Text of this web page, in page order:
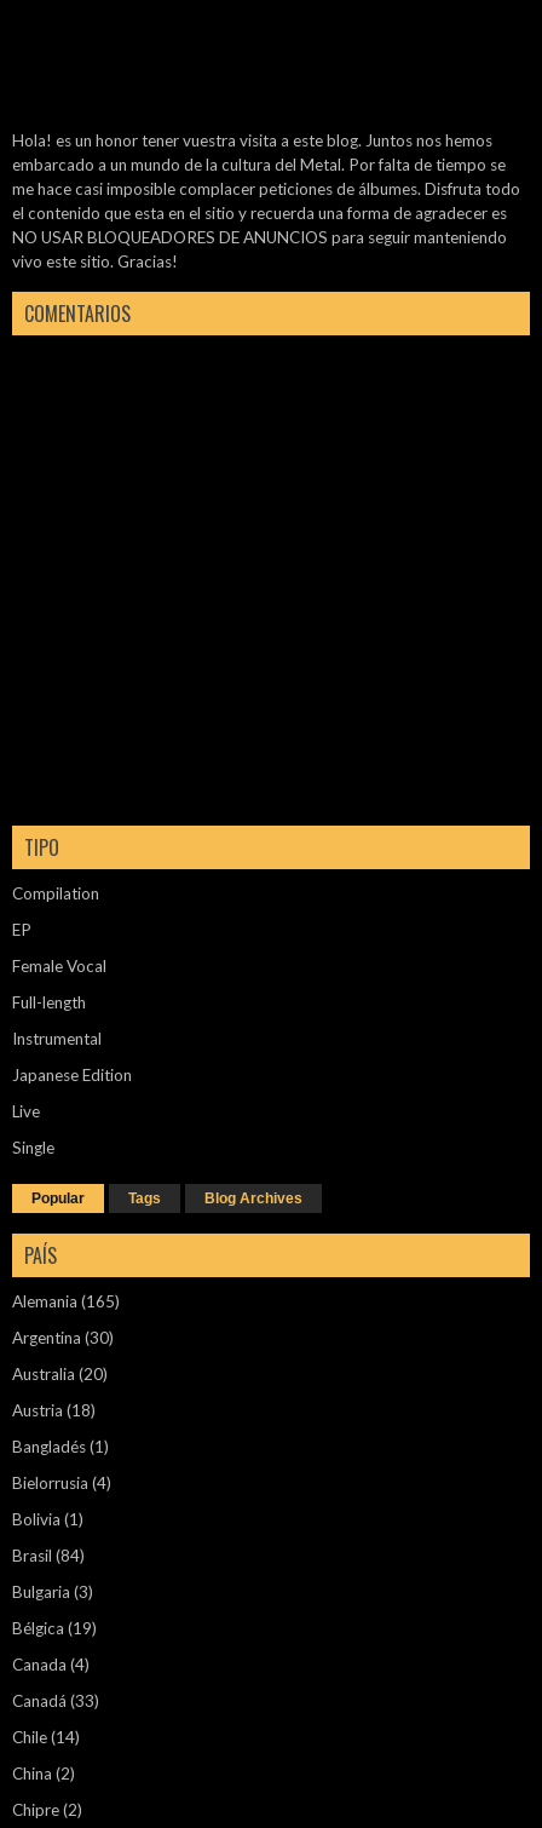
Hola! es un honor tener vuestra visita a este blog. Juntos nos hemos
embarcado a un mundo de la cultura del Metal. Por falta de tiempo se
me hace casi imposible complacer peticiones de álbumes. Disfruta todo
el contenido que esta en el sitio y recuerda una forma de agradecer es
NO USAR BLOQUEADORES DE ANUNCIOS para seguir manteniendo
vivo este sitio. Gracias!
COMENTARIOS
TIPO
Compilation
EP
Female Vocal
Full-length
Instrumental
Japanese Edition
Live
Single
Popular Tags Blog Archives
PAÍS
Alemania (165)
Argentina (30)
Australia (20)
Austria (18)
Bangladés(1)
Bielorrusia (4)
Bolivia (1)
Brasil (84)
Bulgaria (3)
Bélgica (19)
Canada (4)
Canadá (33)
Chile(14)
China (2)
Chipre(2)